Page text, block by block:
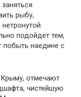
рыбу,
подойдет тем,
побыть наедине с
отмечают
чистейшую